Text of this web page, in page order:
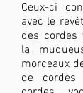
Ceux-ci
avec le
des cordes
la
morceaux
de